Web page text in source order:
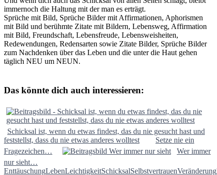
immernoch die Haltung mit der man es erträgt.
Sprüche mit Bild, Sprüche Bilder mit Affirmationen, Aphorismen
mit Bild und berühmte Zitate mit Bildern, Lebensweg, Affirmation
mit Bild, Freundschaft, Lebensfreude, Lebensweisheiten,
Redewendungen, Redensarten sowie Zitate Bilder, Sprüche Bilder
zum Nachdenken über das Leben und die unter die Haut gehen
täglich NEU um NEUN.
Das könnte dich auch interessieren:
Schicksal ist, wenn du etwas findest, das du nie gesucht hast und
feststellst, dass du nie etwas anderes wolltest
Setze nie ein
Fragezeichen…
Wer immer
nur sieht…
EnttäuschungLebenLeichtigkeitSchicksalSelbstvertrauenVeränderung